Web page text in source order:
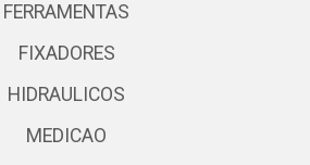
FERRAMENTAS
FIXADORES
HIDRAULICOS
MEDICAO